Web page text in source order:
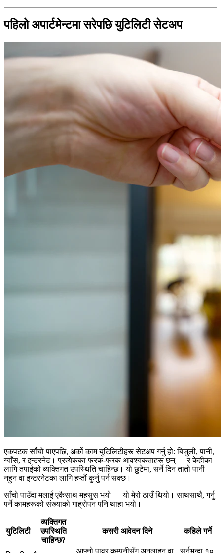
पहिलो अपार्टमेन्टमा सरेपछि युटिलिटी सेटअप
एकपटक साँचो पाएपछि, अर्को काम युटिलिटीहरू सेटअप गर्नु हो: बिजुली, पानी,
ग्याँस, र इन्टरनेट। प्रत्येकका फरक-फरक आवश्यकताहरू छन् — र केहीका
लागि तपाईंको व्यक्तिगत उपस्थिति चाहिन्छ। यो छुटेमा, सर्ने दिन तातो पानी
नहुन वा इन्टरनेटका लागि हप्तौं कुर्नु पर्न सक्छ।
साँचो पाउँदा मलाई एकैसाथ महसुस भयो — यो मेरो ठाउँ थियो। साथसाथै, गर्नु
पर्ने कामहरूको संख्याको गाह्रोपन पनि थाहा भयो।
युटिलिटी
व्यक्तिगत
उपस्थिति
चाहिन्छ?
कसरी आवेदन दिने कहिले गर्ने
आफ्नो पावर कम्पनीसँग अनलाइन वा सर्नुभन्दा १०